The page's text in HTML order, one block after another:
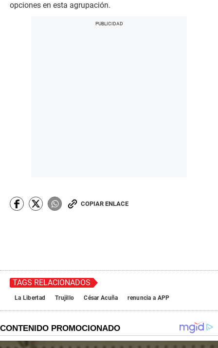
opciones en esta agrupación.
COPIAR ENLACE
TAGS RELACIONADOS
La Libertad Trujillo César Acuña renuncia a APP